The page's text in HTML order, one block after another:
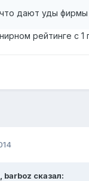
дают уды фирмы
рейтинге с
barboz сказал: